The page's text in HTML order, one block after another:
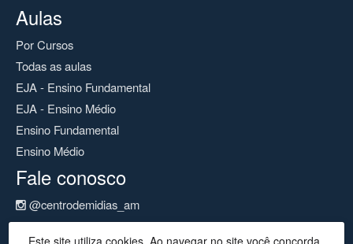
Aulas
Por Cursos
Todas as aulas
EJA - Ensino Fundamental
EJA - Ensino Médio
Ensino Fundamental
Ensino Médio
Fale conosco
@centrodemidias_am
@centrodemidias
Este site utiliza cookies. Ao navegar no site você concorda